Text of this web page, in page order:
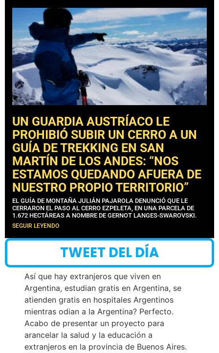
UN GUARDIA AUSTRÍACO LE
PROHIBIÓ SUBIR UN CERRO A UN
GUÍA DE TREKKING EN SAN
MARTÍN DE LOS ANDES: “NOS
ESTAMOS QUEDANDO AFUERA DE
NUESTRO PROPIO TERRITORIO”
EL GUÍA DE MONTAÑA JULIÁN PAJAROLA DENUNCIÓ QUE LE
CERRARON EL PASO AL CERRO EZPELETA, EN UNA PARCELA DE
1.672 HECTÁREAS A NOMBRE DE GERNOT LANGES-SWAROVSKI.
SEGUIR LEYENDO
TWEET DEL DÍA
Así que hay extranjeros que viven en
Argentina, estudian gratis en Argentina, se
atienden gratis en hospitales Argentinos
mientras odian a la Argentina? Perfecto.
Acabo de presentar un proyecto para
arancelar la salud y la educación a
extranjeros en la provincia de Buenos Aires.